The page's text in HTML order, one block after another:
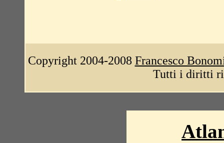
Copyright 2004-2008 Francesco
Tutti i diritti